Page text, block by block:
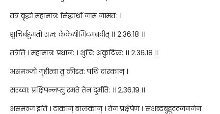
तत्र वृद्धो महामात्र: सिद्धार्थो नाम नामत: ।
शुचिर्बहुमतो राज्ञ: कैकेयीमिदमब्रवीत् ।। 2.36.18 ।।
तत्रेति । महामात्र: प्रधान: । शुचि: अकुटिल: ।। 2.36.18 ।।
असमञ्जो गृहीत्वा तु क्रीडत: पथि दारकान् ।
सरय्वा: प्रक्षिपन्नप्सु रमते तेन दुर्मति: ।। 2.36.19 ।।
असमञ्ज इति । दाकान् बालकान् । तेन प्रक्षेपेण । सशब्दबुद्बुददजननेन